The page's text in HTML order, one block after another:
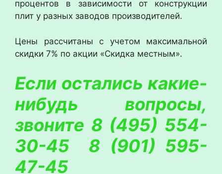
процентов в зависимости от конструкции
плит у разных заводов производителей.
Цены рассчитаны с учетом максимальной
скидки 7% по акции «Скидка местным».
Если остались какие-
нибудь вопросы,
звоните 8 (495) 554-
30-45 8 (901) 595-
47-45